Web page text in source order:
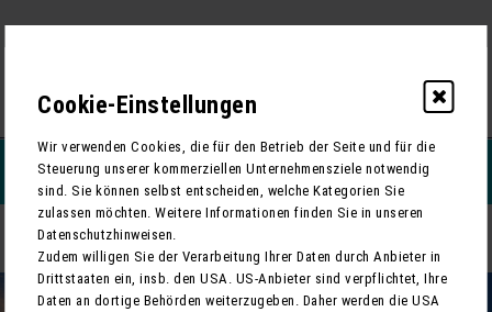
REISEFILTERN
Venedig - Auf den Spuren von Commissario Brunetti
Cookie-Einstellungen
Wir verwenden Cookies, die für den Betrieb der Seite und für die
Steuerung unserer kommerziellen Unternehmensziele notwendig
sind. Sie können selbst entscheiden, welche Kategorien Sie
zulassen möchten. Weitere Informationen finden Sie in unseren
Datenschutzhinweisen.
Zudem willigen Sie der Verarbeitung Ihrer Daten durch Anbieter in
Drittstaaten ein, insb. den USA. US-Anbieter sind verpflichtet, Ihre
Daten an dortige Behörden weiterzugeben. Daher werden die USA